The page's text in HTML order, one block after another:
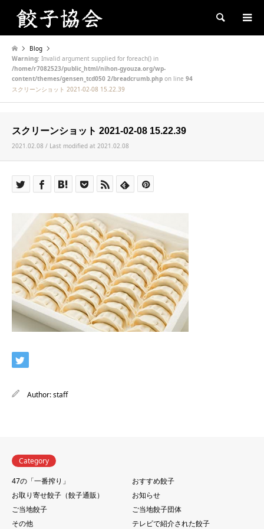
Search
Blog
Warning: Invalid argument supplied for foreach() in
/home/r7082523/public_html/nihon-gyouza.org/wp-
content/themes/gensen_tcd050 2/breadcrumb.php on line 94
スクリーンショット 2021-02-08 15.22.39
スクリーンショット 2021-02-08 15.22.39
2021.02.08 / Last modified at 2021.02.08
Author:staff
Category
47の「一番搾り」
おすすめ餃子
お取り寄せ餃子（餃子通販）
お知らせ
ご当地餃子
ご当地餃子団体
その他
テレビで紹介された餃子